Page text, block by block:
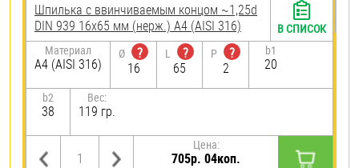
Шпилька c ввинчиваемым концом ~1,25d
DIN 939 16х65 мм (нерж.) A4 (AISI 316)
Материал
A4 (AISI 316)
Ø
?
16
L
?
65
P
?
2
b1
20
b2
38
Вес:
119 гр.
Цена:
705р. 04коп.
В СПИСОК